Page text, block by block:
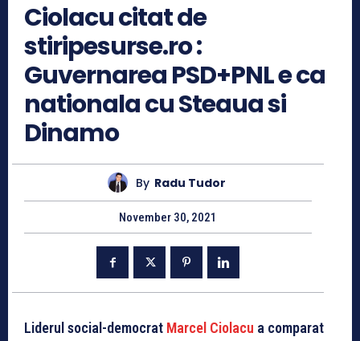
Ciolacu citat de
stiripesurse.ro :
Guvernarea PSD+PNL e ca
nationala cu Steaua si
Dinamo
By Radu Tudor
November 30, 2021
Liderul social-democrat Marcel Ciolacu a comparat